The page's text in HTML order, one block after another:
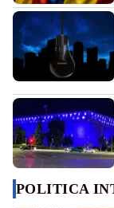
POLITICA